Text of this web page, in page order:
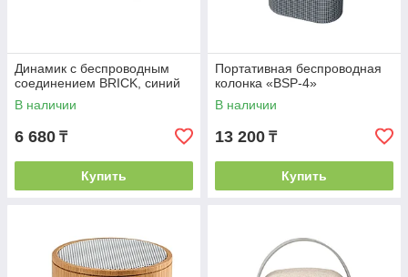
Динамик с беспроводным
соединением BRICK, синий
В наличии
6 680 ₸
Купить
Портативная беспроводная
колонка «BSP-4»
В наличии
13 200 ₸
Купить